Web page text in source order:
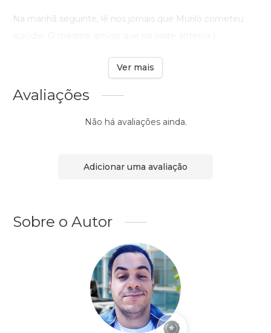
Na manhã seguinte, lê nos jornais que Murilo cometeu
Ver mais
Avaliações
Não há avaliações ainda.
Adicionar uma avaliação
Sobre o Autor